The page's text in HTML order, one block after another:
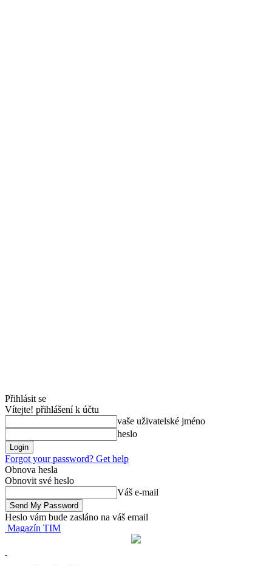
Přihlásit se
Vítejte! přihlášení k účtu
vaše uživatelské jméno
heslo
Forgot your password? Get help
Obnova hesla
Obnovit své heslo
Váš e-mail
Heslo vám bude zasláno na váš email
Magazín TIM